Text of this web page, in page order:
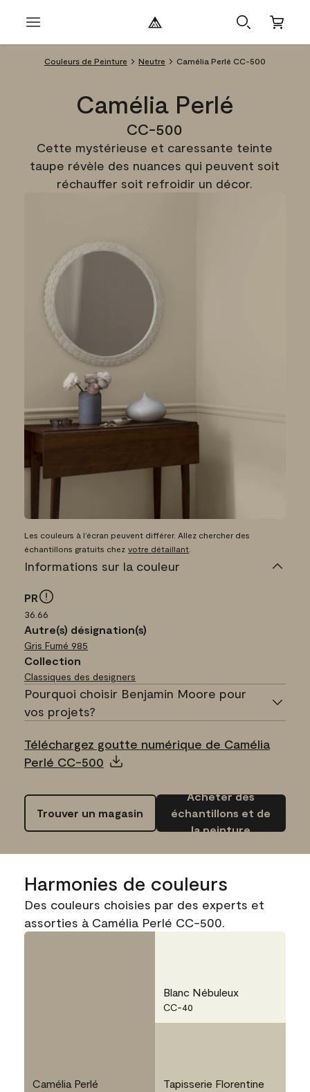
Couleurs de Peinture Neutre Camélia Perlé CC-500
Camélia Perlé
CC-500
Cette mystérieuse et caressante teinte
taupe révèle des nuances qui peuvent soit
réchauffer soit refroidir un décor.
Les couleurs à l’écran peuvent différer. Allez chercher des
échantillons gratuits chez votre détaillant
Informations sur la couleur
PR
36.66
Autre(s) désignation(s)
Gris Fumé 985
Collection
Classiques des designers
Pourquoi choisir Benjamin Moore pour
vos projets?
Téléchargez goutte numérique de Camélia
Perlé CC-500
Trouver un magasin
Acheter des
échantillons et de
la peinture
Harmonies de couleurs
Des couleurs choisies par des experts et
assorties à Camélia Perlé CC-500.
Camélia Perlé
Blanc Nébuleux
CC-40
Tapisserie Florentine